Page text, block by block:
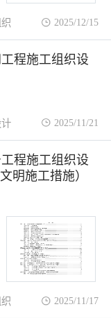
2025/12/15
程施工组织设
2025/11/21
程施工组织设
明施工措施）
2025/11/17